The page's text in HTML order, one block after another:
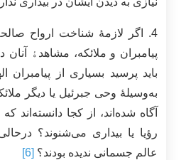
4. اگر لازمۀ شناخت ارواح
پیامبران و ملائکه، مشاهدﮤ
باید پرسید بسیاری از پیامبران
به‌وسیلۀ وحی جبرئیل یا دیگر
آگاه شده‌اند، از کجا
رؤیا یا بیداری می‌شنوند؟
عالم جسمانی ندیده بودند؟ [6]